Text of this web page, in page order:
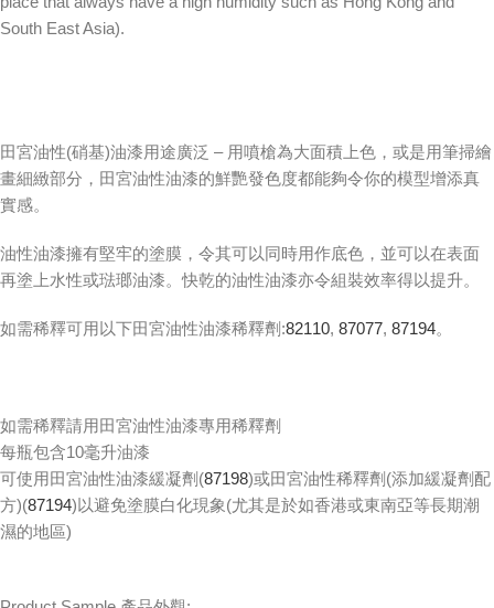
South East Asia).
田宮油性(硝基)油漆用途廣泛 – 用噴槍為大面積上色，或是用筆掃繪
畫細緻部分，田宮油性油漆的鮮艷發色度都能夠令你的模型增添真
實感。
油性油漆擁有堅牢的塗膜，令其可以同時用作底色，並可以在表面
再塗上水性或琺瑯油漆。快乾的油性油漆亦令組裝效率得以提升。
如需稀釋可用以下田宮油性油漆稀釋劑:82110, 87077, 87194。
如需稀釋請用田宮油性油漆專用稀釋劑
每瓶包含10毫升油漆
可使用田宮油性油漆緩凝劑(87198)或田宮油性稀釋劑(添加緩凝劑配
方)(87194)以避免塗膜白化現象(尤其是於如香港或東南亞等長期潮
濕的地區)